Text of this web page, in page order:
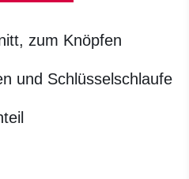
zum Knöpfen
und Schlüsselschlaufe